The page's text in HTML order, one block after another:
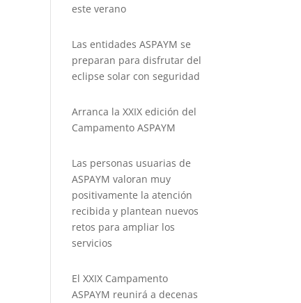
este verano
Las entidades ASPAYM se
preparan para disfrutar del
eclipse solar con seguridad
Arranca la XXIX edición del
Campamento ASPAYM
Las personas usuarias de
ASPAYM valoran muy
positivamente la atención
recibida y plantean nuevos
retos para ampliar los
servicios
El XXIX Campamento
ASPAYM reunirá a decenas